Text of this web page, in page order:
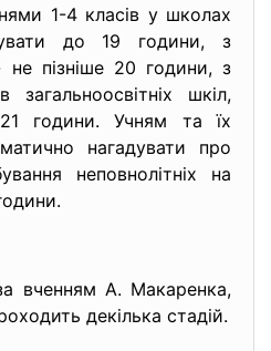
1-4 класів у школах
до 19 години, з
пізніше 20 години, з
шкіл,
години. Учням та їх
нагадувати про
неповнолітніх на
вченням А. Макаренка,
декілька стадій.